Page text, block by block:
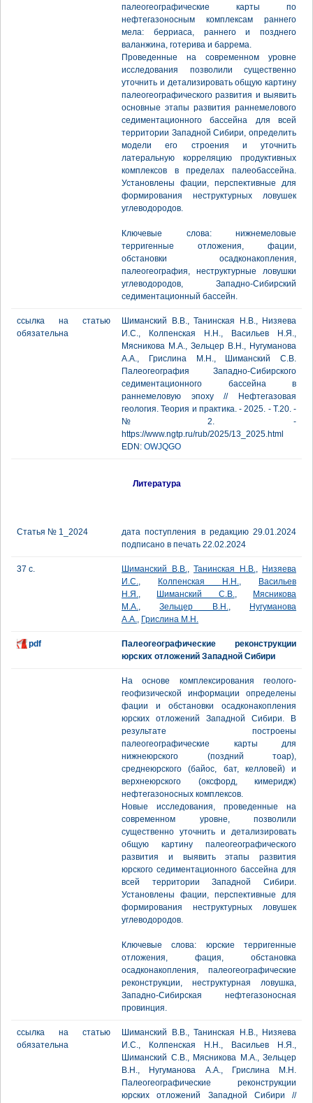
палеогеографические карты по
нефтегазоносным комплексам раннего
мела: берриаса, раннего и позднего
валанжина, готерива и баррема.
Проведенные на современном уровне
исследования позволили существенно
уточнить и детализировать общую картину
палеогеографического развития и выявить
основные этапы развития раннемелового
седиментационного бассейна для всей
территории Западной Сибири, определить
модели его строения и уточнить
латеральную корреляцию продуктивных
комплексов в пределах палеобассейна.
Установлены фации, перспективные для
формирования неструктурных ловушек
углеводородов.
Ключевые слова: нижнемеловые
терригенные отложения, фации,
обстановки осадконакопления,
палеогеография, неструктурные ловушки
углеводородов, Западно-Сибирский
седиментационный бассейн.
ссылка на статью
обязательна
Шиманский В.В., Танинская Н.В., Низяева
И.С., Колпенская Н.Н., Васильев Н.Я.,
Мясникова М.А., Зельцер В.Н., Нугуманова
А.А., Грислина М.Н., Шиманский С.В.
Палеогеография Западно-Сибирского
седиментационного бассейна в
раннемеловую эпоху // Нефтегазовая
геология. Теория и практика. - 2025. - Т.20. -
№2. -
https://www.ngtp.ru/rub/2025/13_2025.html
EDN: OWJQGO
Литература
Статья № 1_2024
дата поступления в редакцию 29.01.2024
подписано в печать 22.02.2024
37 с. Шиманский В.В., Танинская Н.В., Низяева
И.С., Колпенская Н.Н.,
Васильев
Н.Я., Шиманский С.В.,
Мясникова
М.А.,Зельцер В.Н.,
Нугуманова
А.А., Грислина М.Н.
pdf
Палеогеографические реконструкции
юрских отложений Западной Сибири
На основе комплексирования геолого-
геофизической информации определены
фации и обстановки осадконакопления
юрских отложений Западной Сибири. В
результате построены
палеогеографические карты для
нижнеюрского (поздний тоар),
среднеюрского (байос, бат, келловей) и
верхнеюрского (оксфорд, кимеридж)
нефтегазоносных комплексов.
Новые исследования, проведенные на
современном уровне, позволили
существенно уточнить и детализировать
общую картину палеогеографического
развития и выявить этапы развития
юрского седиментационного бассейна для
всей территории Западной Сибири.
Установлены фации, перспективные для
формирования неструктурных ловушек
углеводородов.
Ключевые слова: юрские терригенные
отложения, фация, обстановка
осадконакопления, палеогеографические
реконструкции, неструктурная ловушка,
Западно-Сибирская нефтегазоносная
провинция.
ссылка на статью
обязательна
Шиманский В.В., Танинская Н.В., Низяева
И.С., Колпенская Н.Н., Васильев Н.Я.,
Шиманский С.В., Мясникова М.А., Зельцер
В.Н., Нугуманова А.А., Грислина М.Н.
Палеогеографические реконструкции
юрских отложений Западной Сибири //